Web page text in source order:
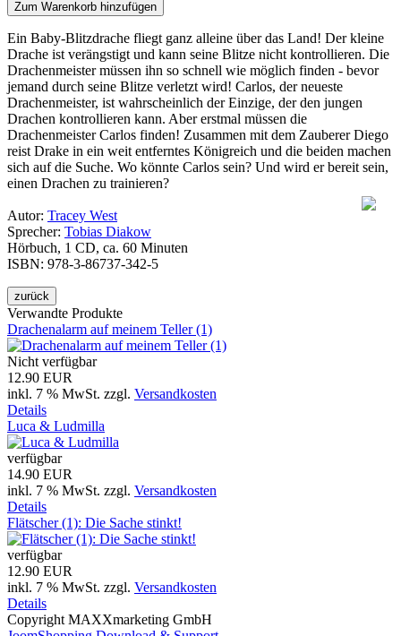
Ein Baby-Blitzdrache fliegt ganz alleine über das Land! Der kleine
Drache ist verängstigt und kann seine Blitze nicht kontrollieren. Die
Drachenmeister müssen ihn so schnell wie möglich finden - bevor
jemand durch seine Blitze verletzt wird! Carlos, der neueste
Drachenmeister, ist wahrscheinlich der Einzige, der den jungen
Drachen kontrollieren kann. Aber erstmal müssen die
Drachenmeister Carlos finden! Zusammen mit dem Zauberer Diego
reist Drake in ein weit entferntes Königreich und die beiden machen
sich auf die Suche. Wo könnte Carlos sein? Und wird er bereit sein,
einen Drachen zu trainieren?
Autor: Tracey West
Sprecher: Tobias Diakow
Hörbuch, 1 CD, ca. 60 Minuten
ISBN: 978-3-86737-342-5
Verwandte Produkte
Drachenalarm auf meinem Teller (1)
Nicht verfügbar
12.90 EUR
inkl. 7 % MwSt. zzgl. Versandkosten
Details
Luca & Ludmilla
verfügbar
14.90 EUR
inkl. 7 % MwSt. zzgl. Versandkosten
Details
Flätscher (1): Die Sache stinkt!
verfügbar
12.90 EUR
inkl. 7 % MwSt. zzgl. Versandkosten
Details
Copyright MAXXmarketing GmbH